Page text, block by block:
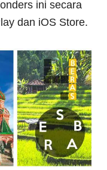
ini secara
dan iOS Store.